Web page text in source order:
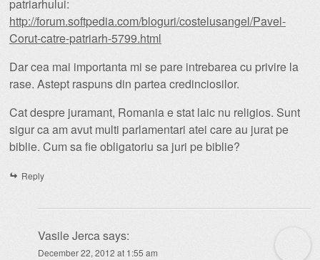
patriarhului:
http://forum.softpedia.com/bloguri/costelusangel/Pavel-
Corut-catre-patriarh-5799.html
Dar cea mai importanta mi se pare intrebarea cu privire la
rase. Astept raspuns din partea credinciosilor.
Cat despre juramant, Romania e stat laic nu religios. Sunt
sigur ca am avut multi parlamentari atei care au jurat pe
biblie. Cum sa fie obligatoriu sa juri pe biblie?
Reply
Vasile Jercasays:
December 22, 2012 at 1:55 am